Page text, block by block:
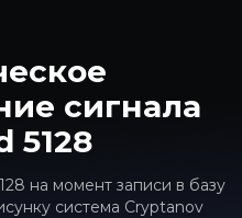
сигнала
5128
на момент записи в базу
система Cryptanov